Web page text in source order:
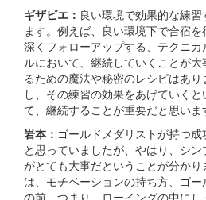
ギザビエ： 良い環境で効果的な練
ます。例えば、良い環境下で合宿
深くフォローアップする、テクニ
ルにおいて、継続していくことが
るための魔法や秘密のレシピはあ
し、その練習の効果をあげていく
て、継続することが重要だと思いま
岩本： ゴールドメダリストが持つ
と思っていましたが、やはり、シ
がとても大事だということが分か
は、モチベーションの持ち方、ゴ